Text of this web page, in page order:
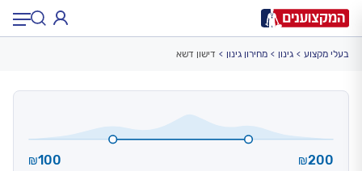
₪200
₪100
בעלי מקצוע גינון מחירון גינון דישון דשא